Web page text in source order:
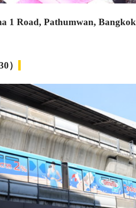
1 Road, Pathumwan, Bangkok
）